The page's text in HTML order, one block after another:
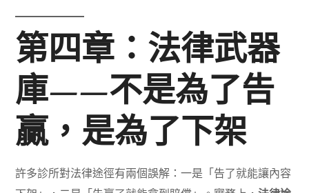
第四章：法律武器
庫——不是為了告
贏，是為了下架
許多診所對法律途徑有兩個誤解：一是「告了就能讓內容